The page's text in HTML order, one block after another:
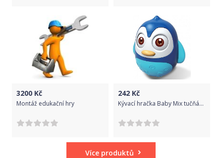
3200 Kč
Montáž edukační hry
242 Kč
Kývací hračka Baby Mix tučňák modrý, Modrá
Více produktů